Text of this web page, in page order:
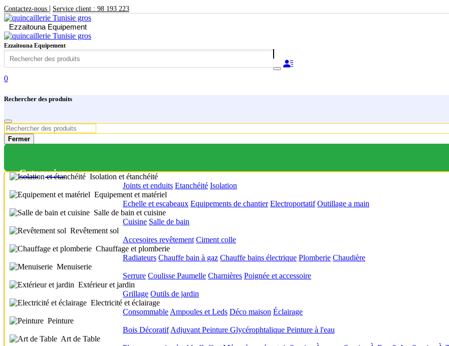
Contactez-nous | Service client : 98 193 223
Ezzaitouna Equipement
Ezzaitouna Equipement
0
Rechercher des produits
Fermer
Categories
Isolation et étanchéité
Joints et enduits Etanchéité Isolation
Equipement et matériel
Echelle et escabeaux Equipements de chantier Electroportatif Outillage a main
Salle de bain et cuisine
Cuisine Salle de bain
Revêtement sol
Accesoires revêtement Ciment colle
Chauffage et plomberie
Radiateurs Chauffe bain à gaz Chauffe bains électrique Plomberie Chaudière
Menuiserie
Serrure Coulisse Paumelle Charnières Poignée et accessoire
Extérieur et jardin
Grillage Outils de jardin
Electricité et éclairage
Consommable Ampoules et Leds Déco maison Éclairage
Peinture
Bois Décoratif Adjuvant Peinture Glycérophtalique Peinture à l'eau
Art de Table